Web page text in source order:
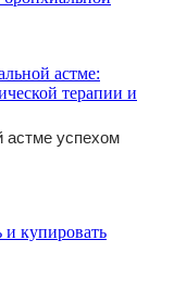
астме:
терапии и
астме успехом